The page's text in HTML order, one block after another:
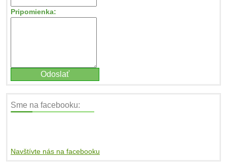
Pripomienka:
Sme na facebooku:
Navštívte nás na facebooku